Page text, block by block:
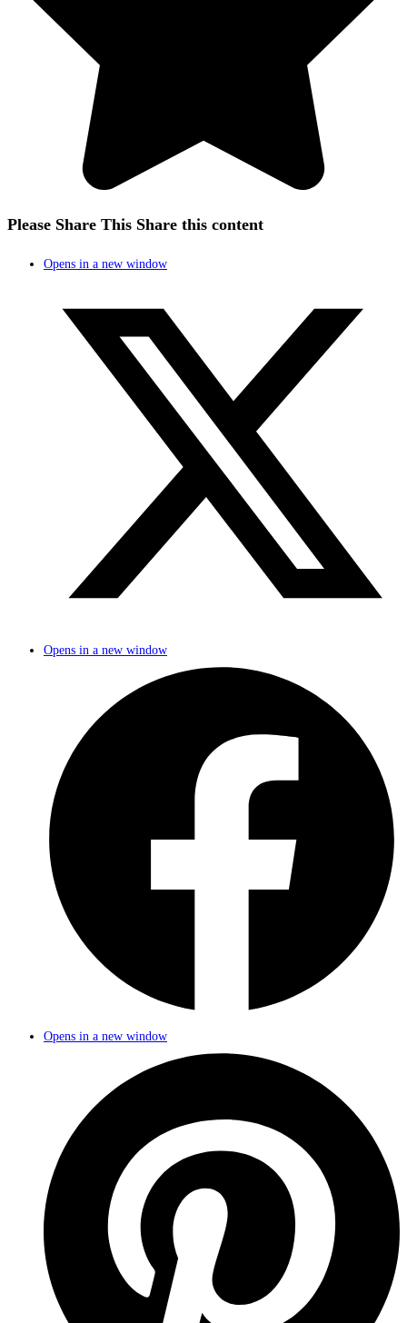
Please Share This Share this content
Opens in a new window
Opens in a new window
Opens in a new window